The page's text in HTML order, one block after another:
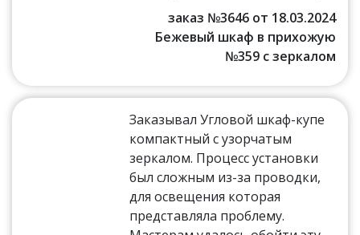
заказ №3646 от 18.03.2024
Бежевый шкаф в прихожую
№359 с зеркалом
Заказывал Угловой шкаф-купе
компактный с узорчатым
зеркалом. Процесс установки
был сложным из-за проводки,
для освещения которая
представляла проблему.